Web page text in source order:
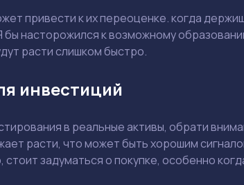
привести к их переоценке. когда
бы насторожился к возможному
расти слишком быстро.
инвестиций
в реальные активы, обрати
расти, что может быть хорошим
задуматься о покупке, особенно
Смотреть
материалы и новости рынка на
персональных данных
вопрос
Смотреть